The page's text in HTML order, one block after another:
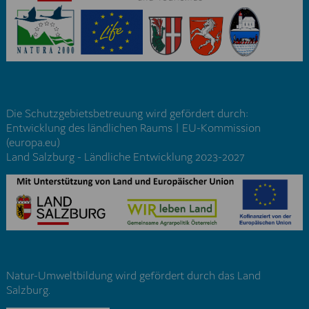
Die Schutzgebietsbetreuung wird gefördert durch:
Entwicklung des ländlichen Raums | EU-Kommission
(europa.eu)
Land Salzburg - Ländliche Entwicklung 2023-2027
Natur-Umweltbildung wird gefördert durch das Land
Salzburg.